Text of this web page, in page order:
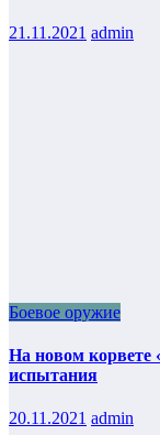
21.11.2021 admin
Боевое оружие
На новом корвете
испытания
20.11.2021 admin